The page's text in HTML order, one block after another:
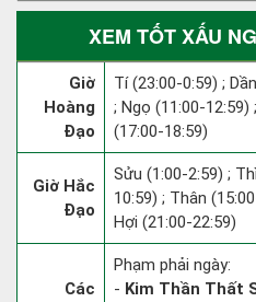
XEM TỐT XẤU
Giờ
Hoàng
Đạo
Tí (23:00-0:59) ;
; Ngọ (11:00-12:59)
(17:00-18:59)
Giờ Hắc
Đạo
Sửu (1:00-2:59) ;
10:59) ; Thân
Hợi (21:00-22:59)
Các
Phạm phải ngày:
- Kim Thần Thất